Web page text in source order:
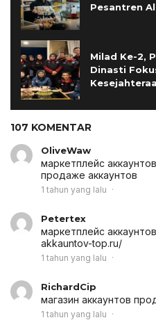
Pesantren
Milad Ke-2,
Dinasti
107 KOMENTAR
OliveWaw
маркетплейс
продаже аккаунтов
1 tahun yang lalu
Petertex
маркетплейс аккаунтов
akkauntov-top.ru/
1 tahun yang lalu
RichardCip
магазин аккаунтов
1 tahun yang lalu